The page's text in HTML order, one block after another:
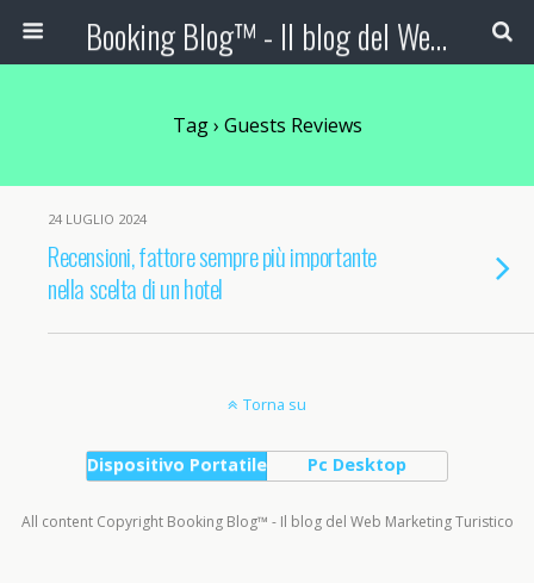
Booking Blog™ - Il blog del Web Marketing Turistico
Tag › Guests Reviews
24 LUGLIO 2024
Recensioni, fattore sempre più importante
nella scelta di un hotel
Torna su
Dispositivo Portatile Pc Desktop
All content Copyright Booking Blog™ - Il blog del Web Marketing Turistico